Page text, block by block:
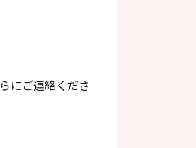
にご連絡くださ